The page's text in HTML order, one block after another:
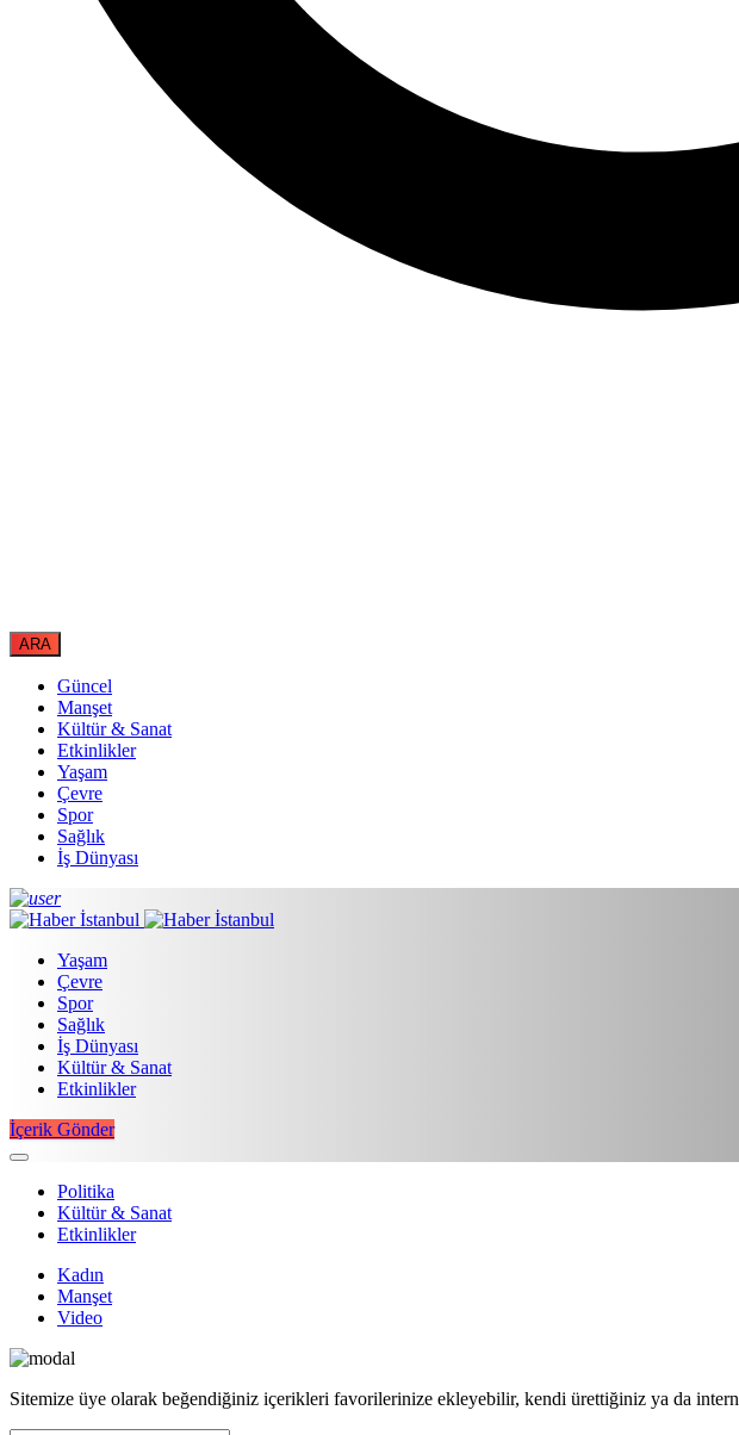
Güncel
Manşet
Kültür & Sanat
Etkinlikler
Yaşam
Çevre
Spor
Sağlık
İş Dünyası
Yaşam
Çevre
Spor
Sağlık
İş Dünyası
Kültür & Sanat
Etkinlikler
İçerik Gönder
Politika
Kültür & Sanat
Etkinlikler
Kadın
Manşet
Video
Sitemize üye olarak beğendiğiniz içerikleri favorilerinize ekleyebilir, kendi ürettiğiniz ya da